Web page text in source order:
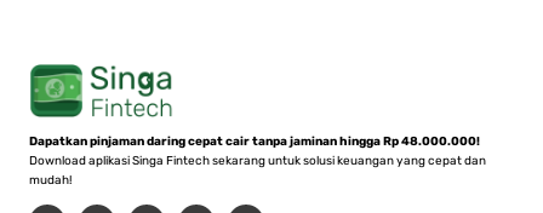
Dapatkan pinjaman daring cepat cair tanpa jaminan hingga Rp 48.000.000!
Download aplikasi Singa Fintech sekarang untuk solusi keuangan yang cepat dan
mudah!